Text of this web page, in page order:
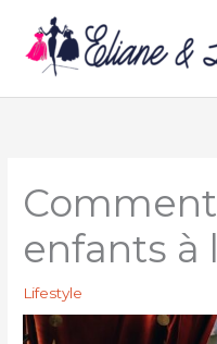
contenu
enfants à
Lifestyle